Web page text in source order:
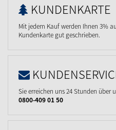
KUNDENKARTE
Mit jedem Kauf werden Ihnen 3%
Kundenkarte gut geschrieben.
Sie erreichen uns 24 Stunden über
0800-409 01 50